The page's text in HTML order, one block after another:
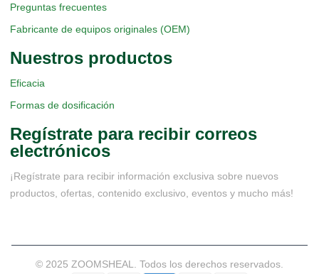
Preguntas frecuentes
Fabricante de equipos originales (OEM)
Nuestros productos
Eficacia
Formas de dosificación
Regístrate para recibir correos
electrónicos
¡Regístrate para recibir información exclusiva sobre nuevos
productos, ofertas, contenido exclusivo, eventos y mucho más!
© 2025 ZOOMSHEAL. Todos los derechos reservados.